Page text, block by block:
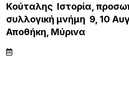
Κούταλης Ιστορία,
συλλογική μνήμη 9, 10
Αποθήκη, Μύρινα